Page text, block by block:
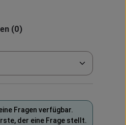
(0)
Fragen verfügbar.
der eine Frage stellt.